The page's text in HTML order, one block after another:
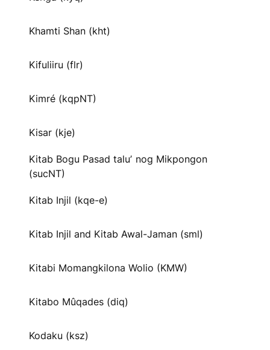
Khamti Shan (kht)
Kifuliiru (flr)
Kimré (kqpNT)
Kisar (kje)
Kitab Bogu Pasad taluʼ nog Mikpongon
(sucNT)
Kitab Injil (kqe-e)
Kitab Injil and Kitab Awal-Jaman (sml)
Kitabi Momangkilona Wolio (KMW)
Kitabo Mûqades (diq)
Kodaku (ksz)